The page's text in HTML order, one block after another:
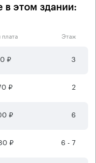
в этом здании:
Этаж
₽ 3
₽ 2
₽ 6
₽ 6 - 7